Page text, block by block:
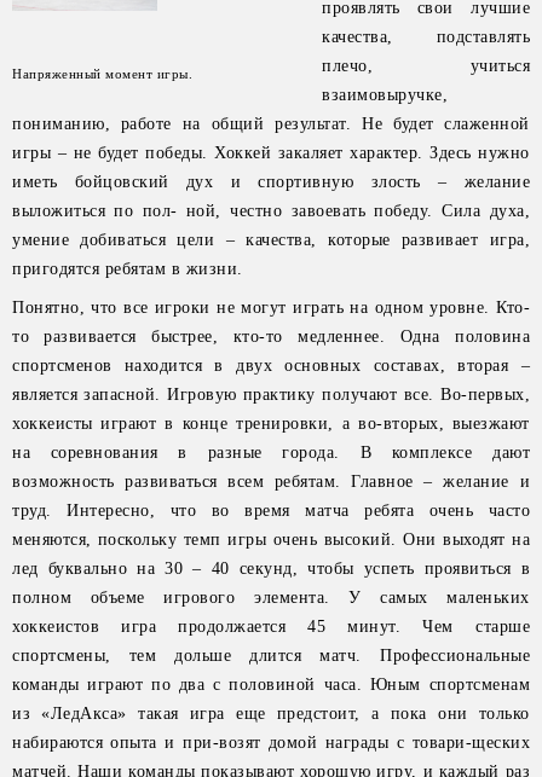
Напряженный момент игры.
проявлять свои лучшие
качества, подставлять
плечо, учиться
взаимовыручке,
пониманию, работе на общий результат. Не будет слаженной
игры – не будет победы. Хоккей закаляет характер. Здесь нужно
иметь бойцовский дух и спортивную злость – желание
выложиться по пол- ной, честно завоевать победу. Сила духа,
умение добиваться цели – качества, которые развивает игра,
пригодятся ребятам в жизни.
Понятно, что все игроки не могут играть на одном уровне. Кто-
то развивается быстрее, кто-то медленнее. Одна половина
спортсменов находится в двух основных составах, вторая –
является запасной. Игровую практику получают все. Во-первых,
хоккеисты играют в конце тренировки, а во-вторых, выезжают
на соревнования в разные города. В комплексе дают
возможность развиваться всем ребятам. Главное – желание и
труд. Интересно, что во время матча ребята очень часто
меняются, поскольку темп игры очень высокий. Они выходят на
лед буквально на 30 – 40 секунд, чтобы успеть проявиться в
полном объеме игрового элемента. У самых маленьких
хоккеистов игра продолжается 45 минут. Чем старше
спортсмены, тем дольше длится матч. Профессиональные
команды играют по два с половиной часа. Юным спортсменам
из «ЛедАкса» такая игра еще предстоит, а пока они только
набираются опыта и при-возят домой награды с товари-щеских
матчей. Наши команды показывают хорошую игру, и каждый раз